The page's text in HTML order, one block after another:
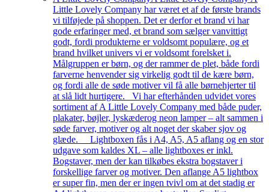
Little Lovely Company har været et af de første brands
vi tilføjede på shoppen. Det er derfor et brand vi har
gode erfaringer med, et brand som sælger vanvittigt
godt, fordi produkterne er voldsomt populære, og et
brand hvilket univers vi er voldsomt forelsket i.
Målgruppen er børn, og der rammer de plet, både fordi
farverne henvender sig virkelig godt til de kære børn,
og fordi alle de søde motiver vil få alle børnehjerter til
at slå lidt hurtigere. Vi har efterhånden udvidet vores
sortiment af A Little Lovely Company med både puder,
plakater, bøjler, lyskæderog neon lamper – alt sammen i
søde farver, motiver og alt noget der skaber sjov og
glæde. Lightboxen fås i A4, A5, A5 aflang og en stor
udgave som kaldes XL – alle lightboxes er inkl.
Bogstaver, men der kan tilkøbes ekstra bogstaver i
forskellige farver og motiver. Den aflange A5 lightbox
er super fin, men der er ingen tvivl om at det stadig er